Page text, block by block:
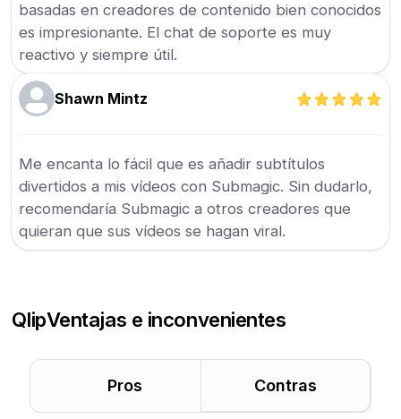
basadas en creadores de contenido bien conocidos
es impresionante. El chat de soporte es muy
reactivo y siempre útil.
Shawn Mintz
Me encanta lo fácil que es añadir subtítulos
divertidos a mis vídeos con Submagic. Sin dudarlo,
recomendaría Submagic a otros creadores que
quieran que sus vídeos se hagan viral.
QlipVentajas e inconvenientes
Pros Contras